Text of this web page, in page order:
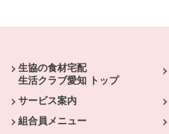
生協の食材宅配
生活クラブ愛知 トップ
サービス案内
組合員メニュー